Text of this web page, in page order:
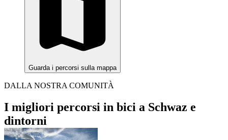
Guarda i percorsi sulla mappa
DALLA NOSTRA COMUNITÀ
I migliori percorsi in bici a Schwaz e
dintorni